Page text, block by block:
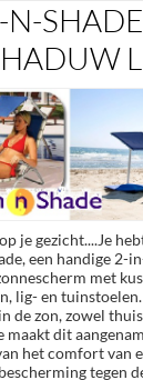
N-
je gezicht....Je
een handige 2-
met
lig- en
de zon, zowel
maakt dit
het comfort van
tegen